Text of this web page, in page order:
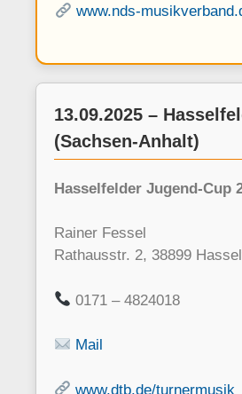
www.nds-
13.09.2025 –
(Sachsen-Anhalt)
Hasselfelder Jugend-Cup
Rainer Fessel
Rathausstr. 2, 38899
0171 – 4824018
Mail
www.dtb.de/turnermusik